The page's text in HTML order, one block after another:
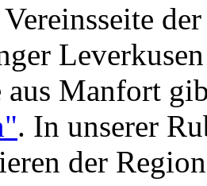
aus Manfort
. In unserer
der